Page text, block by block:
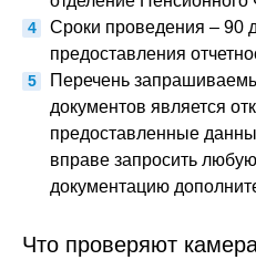
Сроки проведения – 90
предоставления
Перечень
документов является
предоставленные
вправе запросить
документацию
Что проверяют